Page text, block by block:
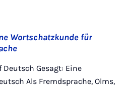
Wortschatzkunde für
Deutsch Gesagt: Eine
Als Fremdsprache, Olms,